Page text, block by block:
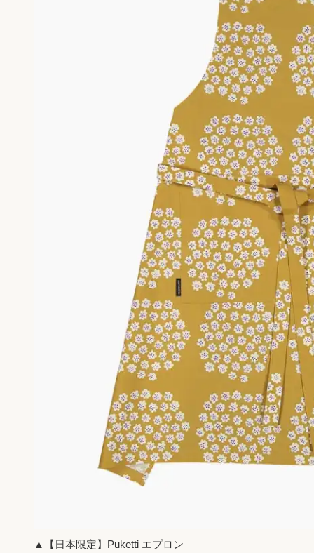
▲【日本限定】Puketti エプロン